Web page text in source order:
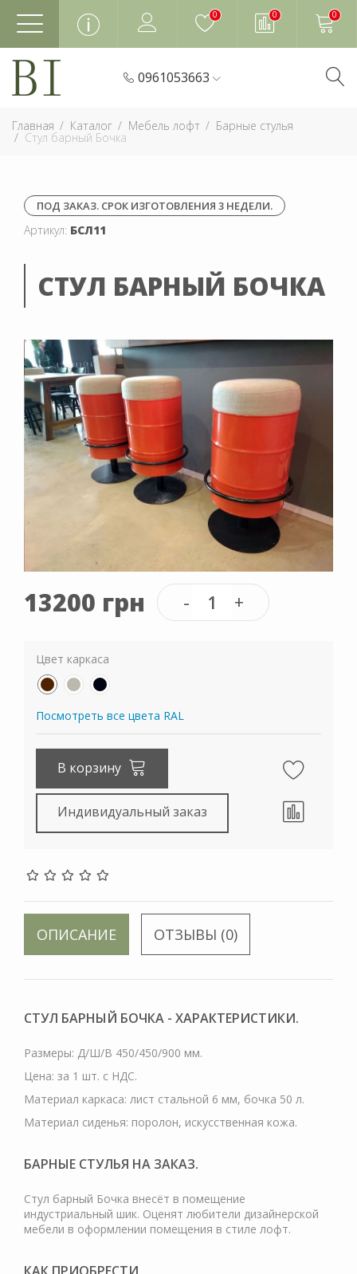
0 0 0
0961053663
Главная Каталог Мебель лофт Барные стулья
Стул барный Бочка
ПОД ЗАКАЗ. СРОК ИЗГОТОВЛЕНИЯ 3 НЕДЕЛИ.
Артикул: БСЛ11
СТУЛ БАРНЫЙ БОЧКА
13200 грн
Цвет каркаса
Посмотреть все цвета RAL
В корзину
Индивидуальный заказ
ОПИСАНИЕ ОТЗЫВЫ (0)
СТУЛ БАРНЫЙ БОЧКА - ХАРАКТЕРИСТИКИ.
Размеры: Д/Ш/В 450/450/900 мм.
Цена: за 1 шт. с НДС.
Материал каркаса: лист стальной 6 мм, бочка 50 л.
Материал сиденья: поролон, искусственная кожа.
БАРНЫЕ СТУЛЬЯ НА ЗАКАЗ.
Стул барный Бочка внесёт в помещение
индустриальный шик. Оценят любители дизайнерской
мебели в оформлении помещения в стиле лофт.